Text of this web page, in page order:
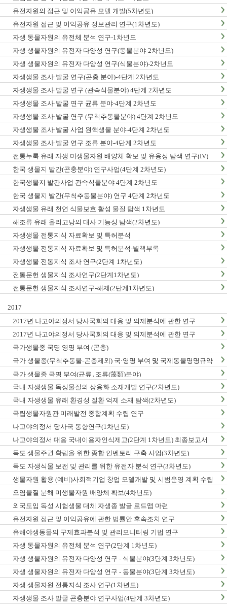
유전자원의 접근 및 이익공유 모델 개발(5차년도)
유전자원 접근 및 이익공유 정보관리 연구(1차년도)
자생 동물자원의 유전체 분석 연구-1차년도
자생 생물자원의 유전자 다양성 연구(동물분야-2차년도)
자생 생물자원의 유전자 다양성 연구(식물분야)-2차년도
자생생물 조사·발굴 연구(곤충 분야)-4단계 2차년도
자생생물 조사·발굴 연구 (관속식물분야) 4단계 2차년도
자생생물 조사·발굴 연구 균류 분야-4단계 2차년도
자생생물 조사·발굴 연구 (무척추동물분야) 4단계 2차년도
자생생물 조사·발굴 사업 원핵생물 분야-4단계 2차년도
자생생물 조사·발굴 연구 조류 분야-4단계 2차년도
전통누룩 유래 자생 미생물자원 배양체 확보 및 유용성 탐색 연구(IV)
한국 생물지 발간(곤충분야) 연구사업(4단계 2차년도)
한국생물지 발간사업 관속식물분야 4단계 2차년도
한국 생물지 발간(무척추동물분야) 연구 4단계 2차년도
자생생물 유래 천연 식물보호 활성 물질 탐색 1차년도
해조류 유래 올리고당의 대사 기능성 탐색(2차년도)
자생생물 전통지식 자료확보 및 특허분석
자생생물 전통지식 자료확보 및 특허분석-별책부록
자생생물 전통지식 조사 연구(2단계 1차년도)
전통문헌 생물지식 조사연구(2단계1차년도)
전통문헌 생물지식 조사연구-해제(2단계1차년도)
2017
2017년 나고야의정서 당사국회의 대응 및 의제분석에 관한 연구
2017년 나고야의정서 당사국회의 대응 및 의제분석에 관한 연구
국가생물종 국명 영명 부여 (곤충)
국가 생물종(무척추동물-곤충제외) 국·영명 부여 및 국제동물명명규약
한글판 발간
국가 생물종 국명 부여(균류․조류(藻類)분야)
국내 자생생물 독성물질의 상용화 소재개발 연구(2차년도)
국내 자생생물 유래 환경성 질환 억제 소재 탐색(2차년도)
국립생물자원관 미래발전 종합계획 수립 연구
나고야의정서 당사국 동향연구(1차년도)
나고야의정서 대응 국내이용자인식제고(2단계 1차년도) 최종보고서
독도 생물주권 확립을 위한 종합 인벤토리 구축 사업(3차년도)
독도 자생식물 보전 및 관리를 위한 유전자 분석 연구(3차년도)
생물자원 활용 (예비)사회적기업 창업 모델개발 및 시범운영 계획 수립
오염물질 분해 미생물자원 배양체 확보(4차년도)
외국도입 독성 시험생물 대체 자생종 발굴 로드맵 마련
유전자원 접근 및 이익공유에 관한 법률안 후속조치 연구
유해야생동물의 구제효과분석 및 관리모니터링 기법 연구
자생 동물자원의 유전체 분석 연구(2단계 1차년도)
자생 생물자원의 유전자 다양성 연구 - 식물분야(3단계 3차년도)
자생 생물자원의 유전자 다양성 연구 - 동물분야(3단계 3차년도)
자생 생물자원 전통지식 조사 연구(1차년도)
자생생물 조사 발굴 곤충분야 연구사업(4단계 3차년도)